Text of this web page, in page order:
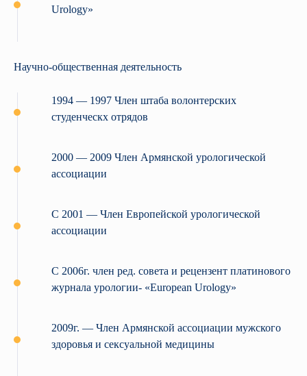
Urology»
Научно-общественная деятельность
1994 — 1997 Член штаба волонтерских
студенческх отрядов
2000 — 2009 Член Армянской урологической
ассоциации
С 2001 — Член Европейской урологической
ассоциации
С 2006г. член ред. совета и рецензент платинового
журнала урологии- «European Urology»
2009г. — Член Армянской ассоциации мужского
здоровья и сексуальной медицины